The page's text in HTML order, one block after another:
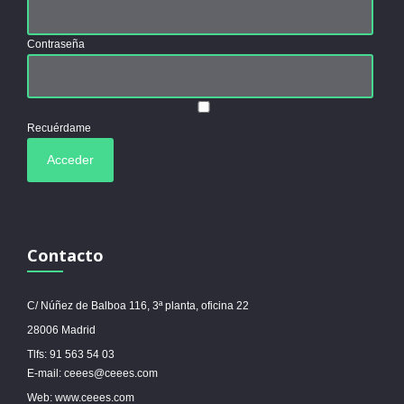
Contraseña
Recuérdame
Contacto
C/ Núñez de Balboa 116, 3ª planta, oficina 22
28006 Madrid
Tlfs: 91 563 54 03
E-mail: ceees@ceees.com
Web: www.ceees.com